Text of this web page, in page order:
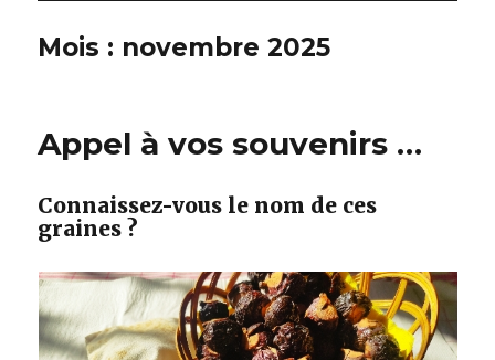
Mois : novembre 2025
Appel à vos souvenirs …
Connaissez-vous le nom de ces
graines ?